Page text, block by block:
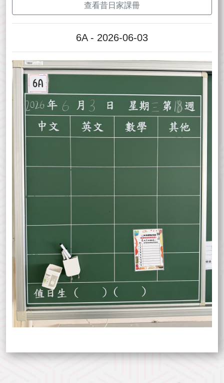
查看昔日家課冊
6A - 2026-06-03